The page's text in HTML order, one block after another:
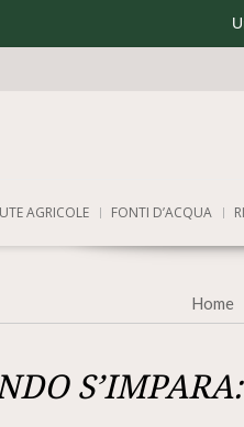
AGRICOLE FONTI D’ACQUA
Home